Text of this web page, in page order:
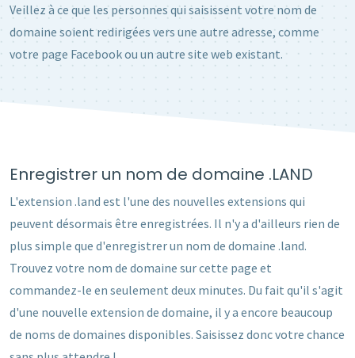
Veillez à ce que les personnes qui saisissent votre nom de
domaine soient redirigées vers une autre adresse, comme
votre page Facebook ou un autre site web existant.
Enregistrer un nom de domaine .LAND
L'extension .land est l'une des nouvelles extensions qui
peuvent désormais être enregistrées. Il n'y a d'ailleurs rien de
plus simple que d'enregistrer un nom de domaine .land.
Trouvez votre nom de domaine sur cette page et
commandez-le en seulement deux minutes. Du fait qu'il s'agit
d'une nouvelle extension de domaine, il y a encore beaucoup
de noms de domaines disponibles. Saisissez donc votre chance